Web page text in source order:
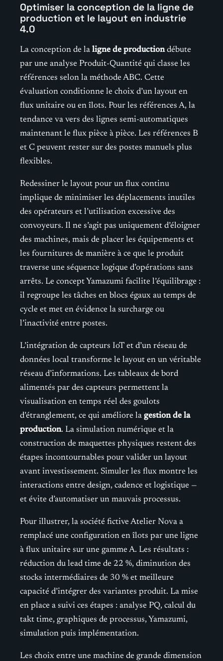
Optimiser la conception de la ligne de
production et le layout en industrie
4.0
La conception de la ligne de productiondébute
par une analyse Produit-Quantité qui classe les
références selon la méthode ABC. Cette
évaluation conditionne le choix d’un layout en
flux unitaire ou en îlots. Pour les références A, la
tendance va vers des lignes semi-automatiques
maintenant le flux pièce à pièce. Les références B
et C peuvent rester sur des postes manuels plus
flexibles.
Redessiner le layout pour un flux continu
implique de minimiser les déplacements inutiles
des opérateurs et l’utilisation excessive des
convoyeurs. Il ne s’agit pas uniquement d’éloigner
des machines, mais de placer les équipements et
les fournitures de manière à ce que le produit
traverse une séquence logique d’opérations sans
arrêts. Le concept Yamazumi facilite l’équilibrage :
il regroupe les tâches en blocs égaux au temps de
cycle et met en évidence la surcharge ou
l’inactivité entre postes.
L’intégration de capteurs IoT et d’un réseau de
données local transforme le layout en un véritable
réseau d’informations. Les tableaux de bord
alimentés par des capteurs permettent la
visualisation en temps réel des goulots
d’étranglement, ce qui améliore la gestion de la
production. La simulation numérique et la
construction de maquettes physiques restent des
étapes incontournables pour valider un layout
avant investissement. Simuler les flux montre les
interactions entre design, cadence et logistique —
et évite d’automatiser un mauvais processus.
Pour illustrer, la société fictive Atelier Nova a
remplacé une configuration en îlots par une ligne
à flux unitaire sur une gamme A. Les résultats :
réduction du lead time de 22 %, diminution des
stocks intermédiaires de 30 % et meilleure
capacité d’intégrer des variantes produit. La mise
en place a suivi ces étapes : analyse PQ, calcul du
takt time, graphiques de processus, Yamazumi,
simulation puis implémentation.
Les choix entre une machine de grande dimension